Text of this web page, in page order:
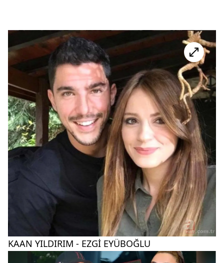
KAAN YILDIRIM - EZGİ EYÜBOĞLU